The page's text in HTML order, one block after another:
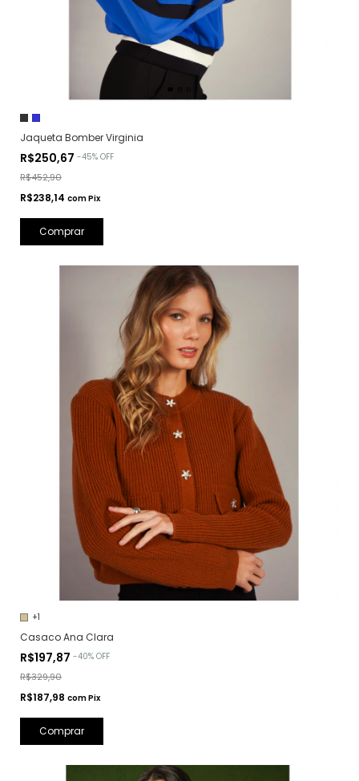
Jaqueta Bomber Virginia
R$250,67 -45% OFF
R$452,90
R$238,14 comPix
Comprar
+1
Casaco Ana Clara
R$197,87 -40% OFF
R$329,90
R$187,98 comPix
Comprar